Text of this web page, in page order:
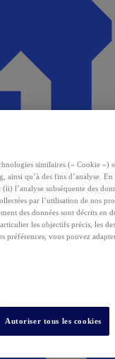
similaires (« Cookie »)
ainsi qu’à des fins d’analyse.
l’analyse subséquente des
par l’utilisation de nos
des données sont décrits en
les objectifs précis, les
préférences, vous pouvez
Autoriser tous les cookies